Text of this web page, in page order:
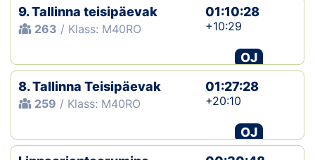
9. Tallinna teisipäevak
263 / Klass: M40RO
01:10:28
+10:29
OJ
8. Tallinna Teisipäevak
259 / Klass: M40RO
01:27:28
+20:10
OJ